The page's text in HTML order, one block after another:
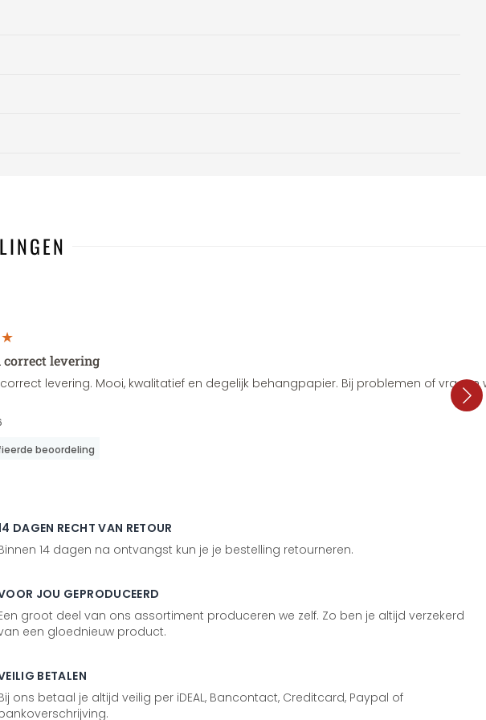
correct levering
correct levering. Mooi, kwalitatief en degelijk behangpapier. Bij problemen of
beoordeling
DAGEN RECHT VAN RETOUR
14 dagen na ontvangst kun je je bestelling retourneren.
JOU GEPRODUCEERD
groot deel van ons assortiment produceren we zelf. Zo ben je altijd verzekerd
een gloednieuw product.
BETALEN
ons betaal je altijd veilig per iDEAL, Bancontact, Creditcard, Paypal of